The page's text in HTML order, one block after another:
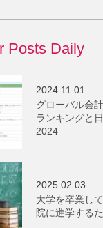
Posts Daily
2024.11.01
グローバル会
ランキングと
2024
2025.02.03
大学を卒業し
院に進学する